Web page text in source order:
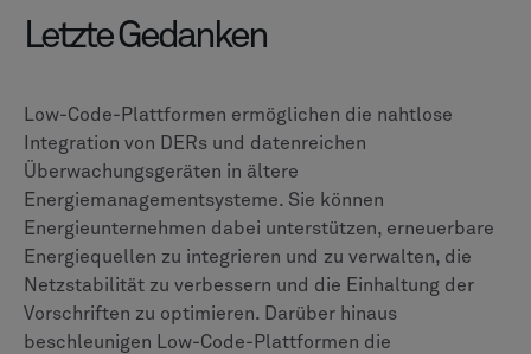
Letzte Gedanken
Low-Code-Plattformen ermöglichen die nahtlose
Integration von DERs und datenreichen
Überwachungsgeräten in ältere
Energiemanagementsysteme. Sie können
Energieunternehmen dabei unterstützen, erneuerbare
Energiequellen zu integrieren und zu verwalten, die
Netzstabilität zu verbessern und die Einhaltung der
Vorschriften zu optimieren. Darüber hinaus
beschleunigen Low-Code-Plattformen die